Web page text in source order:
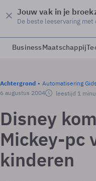
Jouw vak in je
De beste leeservaring met
BusinessMaatschappij
Achtergrond Automatisering Gids
6 augustus 2004
leestijd 1
Disney
Mickey-pc
kinderen